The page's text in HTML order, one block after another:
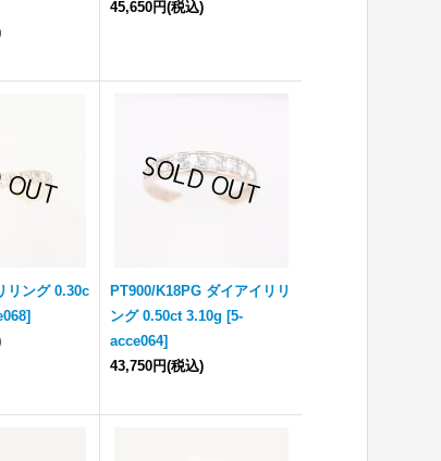
45,650円(税込)
リング 0.30c
]
PT900/K18PG ダイアイリリ
ング 0.50ct 3.10g [5-
acce064]
43,750円(税込)